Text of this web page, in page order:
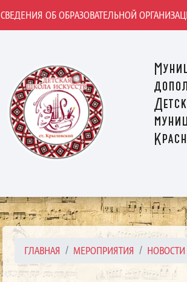
СВЕДЕНИЯ ОБ ОБРАЗОВАТЕЛЬНОЙ
ГЛАВНАЯ МЕРОПРИЯТИЯ НОВОСТИ